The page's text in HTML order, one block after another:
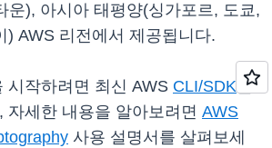
운), 아시아 태평양(싱가포르, 도쿄,
) AWS 리전에서 제공됩니다.
시작하려면 최신 AWS CLI/SDK를
자세한 내용을 알아보려면 AWS
사용 설명서를 살펴보세